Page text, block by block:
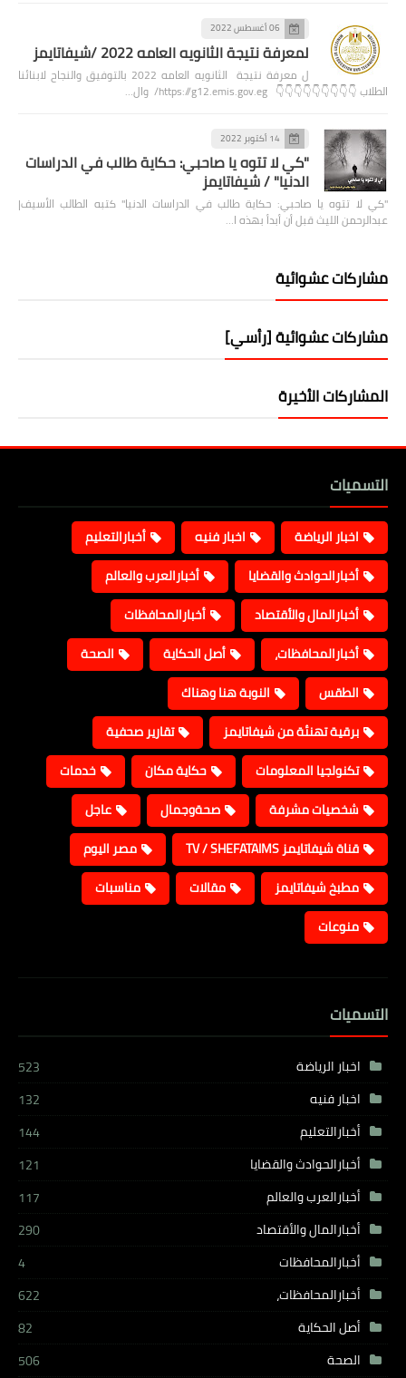
06 أغسطس 2022
لمعرفة نتيجة الثانويه العامه 2022 /شيفاتايمز
ل معرفة نتيجة الثانويه العامه 2022 بالتوفيق والنجاح لابنائنا
الطلاب 👇👇👇👇👇👇👇👇👇 https://g12.emis.gov.eg/ وال…
14 أكتوبر 2022
"كي لا تتوه يا صاحبي: حكاية طالب في الدراسات
الدنيا" / شيفاتايمز
"كي لا تتوه يا صاحبي: حكاية طالب في الدراسات الدنيا" كتبه الطالب الأسيف|
عبدالرحمن الليث قبل أن أبدأ بهذه ا…
مشاركات عشوائية
مشاركات عشوائية [رأسي]
المشاركات الأخيرة
التسميات
اخبار الرياضة اخبار فنيه
أخبارالتعليم
أخبارالحوادث والقضايا
أخبارالعرب والعالم
أخبارالمال والأقتصاد
أخبارالمحافظات
أخبارالمحافظات،
أصل الحكاية
الصحة
الطقس
النوبة هنا وهناك
برقية تهنئة من شيفاتايمز
تقارير صحفية
تكنولجيا المعلومات
حكاية مكان
خدمات
شخصيات مشرفة
صحةوجمال
عاجل
قناة شيفاتايمز TV / SHEFATAIMS
مصر اليوم
مطبخ شيفاتايمز
مقالات
مناسبات
منوعات
التسميات
اخبار الرياضة
523
اخبار فنيه
132
أخبارالتعليم
144
أخبارالحوادث والقضايا
121
أخبارالعرب والعالم
117
أخبارالمال والأقتصاد
290
أخبارالمحافظات
4
أخبارالمحافظات،
622
أصل الحكاية
82
الصحة
506